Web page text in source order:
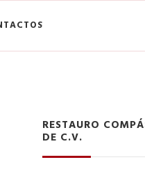
RESTAURO
DE C.V.